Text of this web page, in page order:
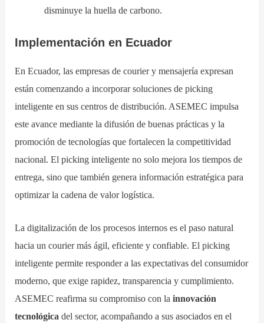
disminuye la huella de carbono.
Implementación en Ecuador
En Ecuador, las empresas de courier y mensajería expresan
están comenzando a incorporar soluciones de picking
inteligente en sus centros de distribución. ASEMEC impulsa
este avance mediante la difusión de buenas prácticas y la
promoción de tecnologías que fortalecen la competitividad
nacional. El picking inteligente no solo mejora los tiempos de
entrega, sino que también genera información estratégica para
optimizar la cadena de valor logística.
La digitalización de los procesos internos es el paso natural
hacia un courier más ágil, eficiente y confiable. El picking
inteligente permite responder a las expectativas del consumidor
moderno, que exige rapidez, transparencia y cumplimiento.
ASEMEC reafirma su compromiso con lainnovación
tecnológica del sector, acompañando a sus asociados en el